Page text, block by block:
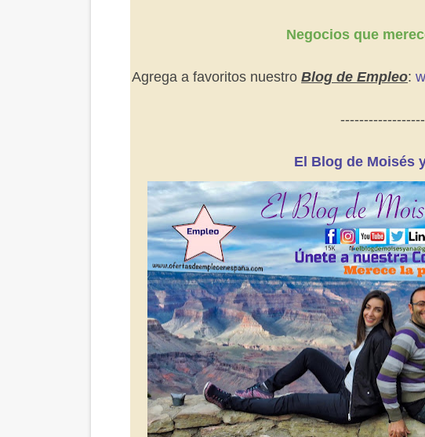
Negocios que
Agrega a favoritos nuestroBlog de Empleo:
El Blog de Moisés